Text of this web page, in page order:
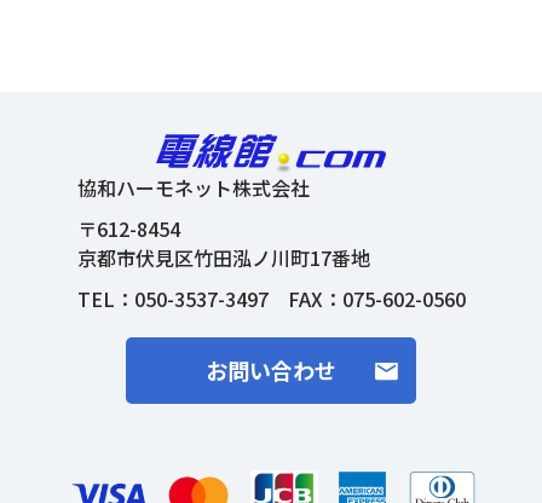
協和ハーモネット株式会社
〒612-8454
京都市伏見区竹田泓ノ川町17番地
TEL： 050-3537-3497FAX：075-602-0560
お問い合わせ